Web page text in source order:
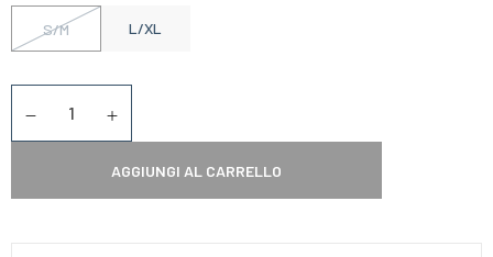
S/M L/XL
AGGIUNGI AL CARRELLO